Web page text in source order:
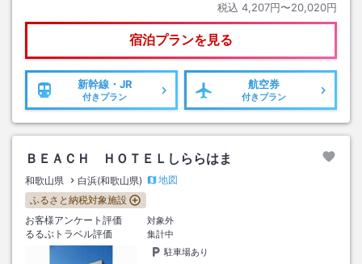
税込 4,207円〜20,020円
宿泊プランを見る
新幹線・JR
付きプラン
航空券
付きプラン
ＢＥＡＣＨ ＨＯＴＥＬしららはま
和歌山県 白浜(和歌山県)
地図
ふるさと納税対象施設
お客様アンケート評価
対象外
るるぶトラベル評価
集計中
駐車場あり